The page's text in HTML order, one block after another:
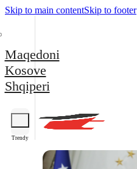
Skip to main contentSkip to footer
Maqedoni
Kosove
Shqiperi
Trendy